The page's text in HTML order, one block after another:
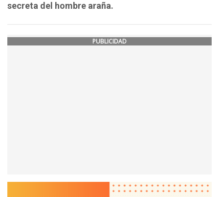
secreta del hombre araña.
PUBLICIDAD